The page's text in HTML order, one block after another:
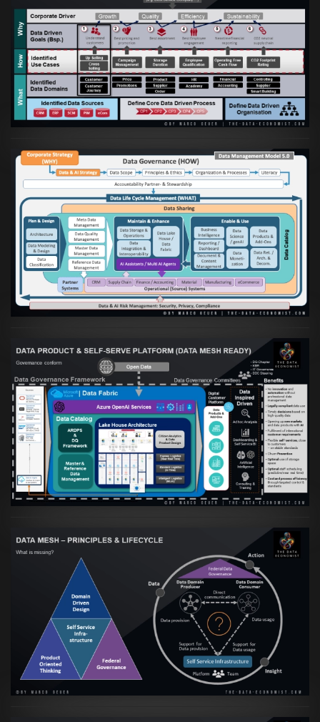
Artikel:
Business Case orientierte
Etablierung einer Data Driven Company
VIEW
Artikel:Die moderne Architektur für
Daten- und KI-orientierte Unternehmen
VIEW
Artikel:Warum eine Data Governance
orientierte Data Fabric essenziell für
skalierbare qualitative Datenprodukte ist
VIEW
Artikel:Data Mesh Ökosysteme: Die
Transformation zur Data Inspired Human
Culture
VIEW